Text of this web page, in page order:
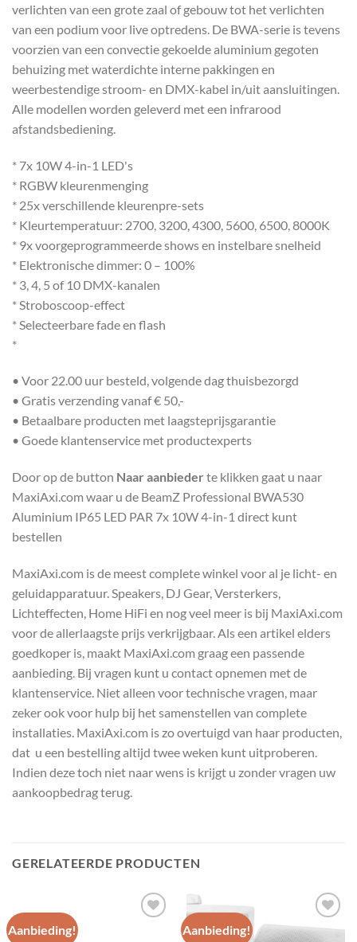
verlichten van een grote zaal of gebouw tot het verlichten
van een podium voor live optredens. De BWA-serie is tevens
voorzien van een convectie gekoelde aluminium gegoten
behuizing met waterdichte interne pakkingen en
weerbestendige stroom- en DMX-kabel in/uit aansluitingen.
Alle modellen worden geleverd met een infrarood
afstandsbediening.
* 7x 10W 4-in-1 LED's
* RGBW kleurenmenging
* 25x verschillende kleurenpre-sets
* Kleurtemperatuur: 2700, 3200, 4300, 5600, 6500, 8000K
* 9x voorgeprogrammeerde shows en instelbare snelheid
* Elektronische dimmer: 0 – 100%
* 3, 4, 5 of 10 DMX-kanalen
* Stroboscoop-effect
* Selecteerbare fade en flash
*
• Voor 22.00 uur besteld, volgende dag thuisbezorgd
• Gratis verzending vanaf € 50,-
• Betaalbare producten met laagsteprijsgarantie
• Goede klantenservice met productexperts
Door op de button Naar aanbieder te klikken gaat u naar
MaxiAxi.com waar u de BeamZ Professional BWA530
Aluminium IP65 LED PAR 7x 10W 4-in-1 direct kunt
bestellen
MaxiAxi.com is de meest complete winkel voor al je licht- en
geluidapparatuur. Speakers, DJ Gear, Versterkers,
Lichteffecten, Home HiFi en nog veel meer is bij MaxiAxi.com
voor de allerlaagste prijs verkrijgbaar. Als een artikel elders
goedkoper is, maakt MaxiAxi.com graag een passende
aanbieding. Bij vragen kunt u contact opnemen met de
klantenservice. Niet alleen voor technische vragen, maar
zeker ook voor hulp bij het samenstellen van complete
installaties. MaxiAxi.com is zo overtuigd van haar producten,
dat u een bestelling altijd twee weken kunt uitproberen.
Indien deze toch niet naar wens is krijgt u zonder vragen uw
aankoopbedrag terug.
GERELATEERDE PRODUCTEN
Aanbieding! Aanbieding!